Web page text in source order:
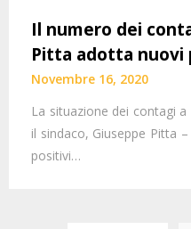
Il numero dei
Pitta adotta nuovi
Novembre 16, 2020
La situazione dei contagi
il sindaco, Giuseppe Pitta
positivi…